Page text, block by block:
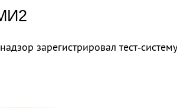
зарегистрировал